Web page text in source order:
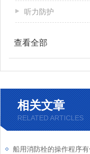
听力防护
查看全部
相关文章
RELATED ARTICLES